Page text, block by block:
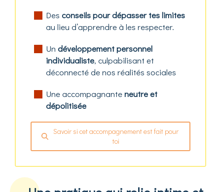
Des conseils pour dépasser tes limites
au lieu d’apprendre à les respecter.
Un développement personnel
individualiste, culpabilisant et
déconnecté de nos réalités sociales
Une accompagnanteneutre et
dépolitisée
Savoir si cet accompagnement est fait pour
toi